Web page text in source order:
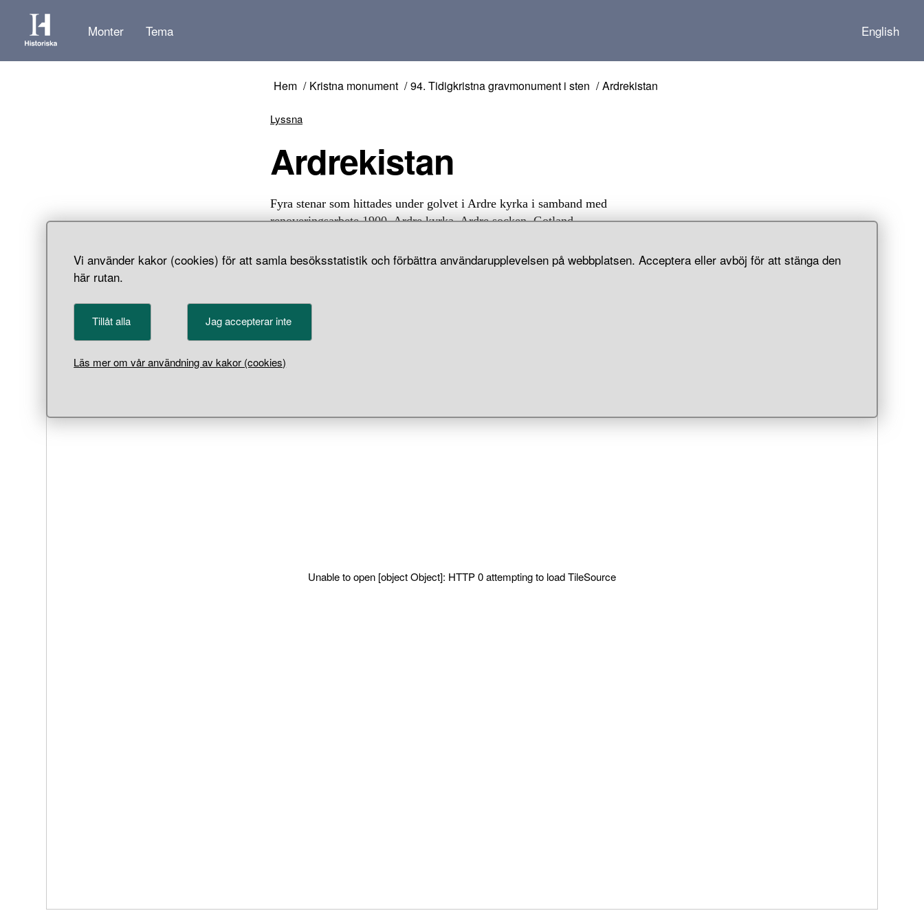
Vi använder kakor (cookies) för att samla besöksstatistik och förbättra användarupplevelsen på webbplatsen. Acceptera eller avböj för att stänga den
här rutan.
Tillåt alla Jag accepterar inte
Läs mer om vår användning av kakor (cookies)
Monter Tema English
Hem Kristna monument 94. Tidigkristna gravmonument i sten Ardrekistan
Lyssna
Ardrekistan
Fyra stenar som hittades under golvet i Ardre kyrka i samband med
renoveringsarbete 1900. Ardre kyrka, Ardre socken, Gotland.
Unable to open [object Object]: HTTP 0 attempting to load TileSource